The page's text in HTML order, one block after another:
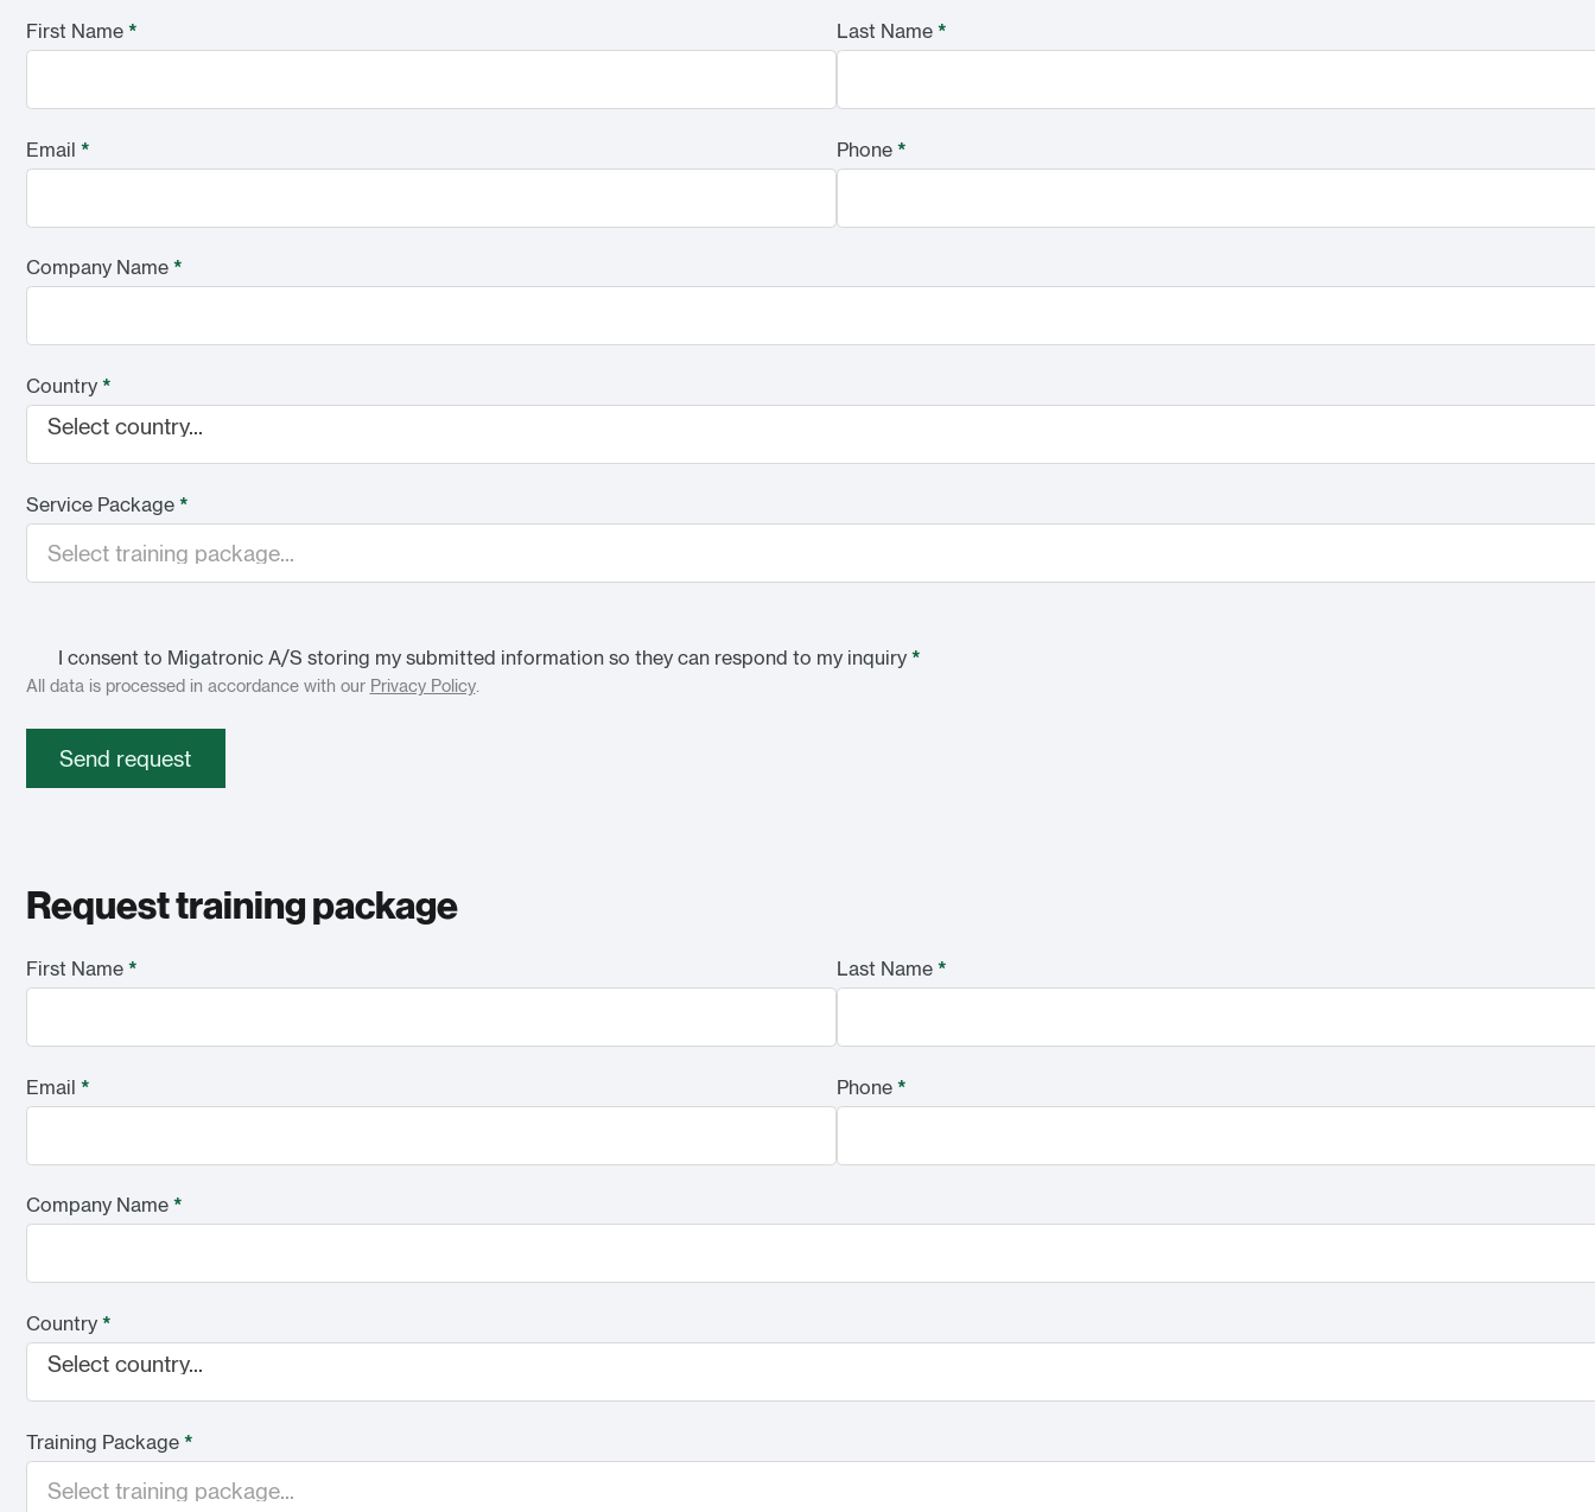
First Name * Last Name *
Email * Phone *
Company Name *
Country *
Select country...
Service Package *
I consent to Migatronic A/S storing my submitted information so they can respond to my inquiry *
All data is processed in accordance with our Privacy Policy.
Send request
Request training package
First Name * Last Name *
Email * Phone *
Company Name *
Country *
Select country...
Training Package *